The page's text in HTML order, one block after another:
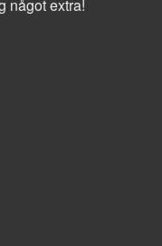
något extra!